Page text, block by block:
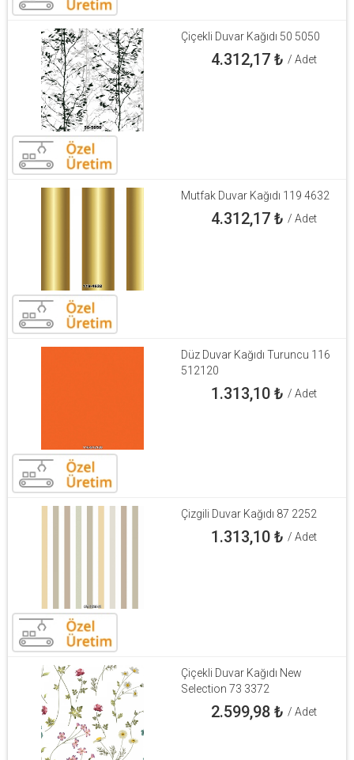
Çiçekli Duvar Kağıdı 50 5050
4.312,17₺ / Adet
Mutfak Duvar Kağıdı 119 4632
4.312,17₺ / Adet
Düz Duvar Kağıdı Turuncu 116
512120
1.313,10₺ / Adet
Çizgili Duvar Kağıdı 87 2252
1.313,10₺ / Adet
Çiçekli Duvar Kağıdı New
Selection 73 3372
2.599,98₺ / Adet